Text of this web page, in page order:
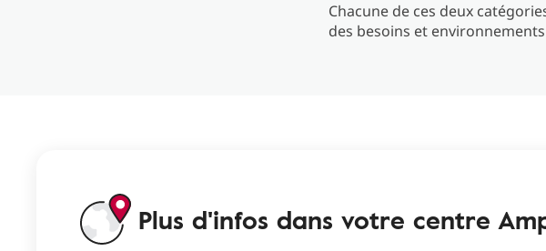
Chacune de ces deux
des besoins et
Plus d'infos dans votre centre